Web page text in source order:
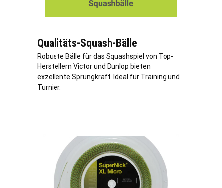
Qualitäts-Squash-Bälle
Robuste Bälle für das Squashspiel von Top-
Herstellern Victor und Dunlop bieten
exzellente Sprungkraft. Ideal für Training und
Turnier.